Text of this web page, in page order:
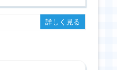
詳しく見る